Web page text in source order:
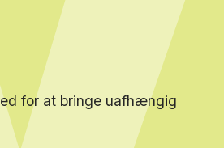
for at bringe uafhængig